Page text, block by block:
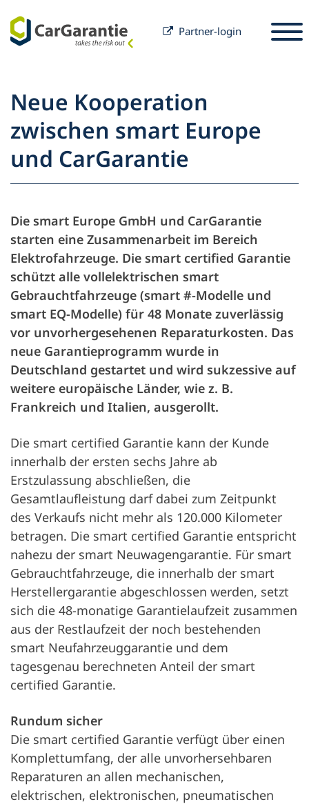
Partner-login
Partner
Bilejer
Service & Support
Partner
Bilejer
Virksomhed
Neue Kooperation
zwischen smart Europe
und CarGarantie
Die smart Europe GmbH und CarGarantie
starten eine Zusammenarbeit im Bereich
Elektrofahrzeuge. Die smart certified Garantie
schützt alle vollelektrischen smart
Gebrauchtfahrzeuge (smart #-Modelle und
smart EQ-Modelle) für 48 Monate zuverlässig
vor unvorhergesehenen Reparaturkosten. Das
neue Garantieprogramm wurde in
Deutschland gestartet und wird sukzessive auf
weitere europäische Länder, wie z. B.
Frankreich und Italien, ausgerollt.
Die smart certified Garantie kann der Kunde
innerhalb der ersten sechs Jahre ab
Erstzulassung abschließen, die
Gesamtlaufleistung darf dabei zum Zeitpunkt
des Verkaufs nicht mehr als 120.000 Kilometer
betragen. Die smart certified Garantie entspricht
nahezu der smart Neuwagengarantie. Für smart
Gebrauchtfahrzeuge, die innerhalb der smart
Herstellergarantie abgeschlossen werden, setzt
sich die 48-monatige Garantielaufzeit zusammen
aus der Restlaufzeit der noch bestehenden
smart Neufahrzeuggarantie und dem
tagesgenau berechneten Anteil der smart
certified Garantie.
Rundum sicher
Die smart certified Garantie verfügt über einen
Komplettumfang, der alle unvorhersehbaren
Reparaturen an allen mechanischen,
elektrischen, elektronischen, pneumatischen